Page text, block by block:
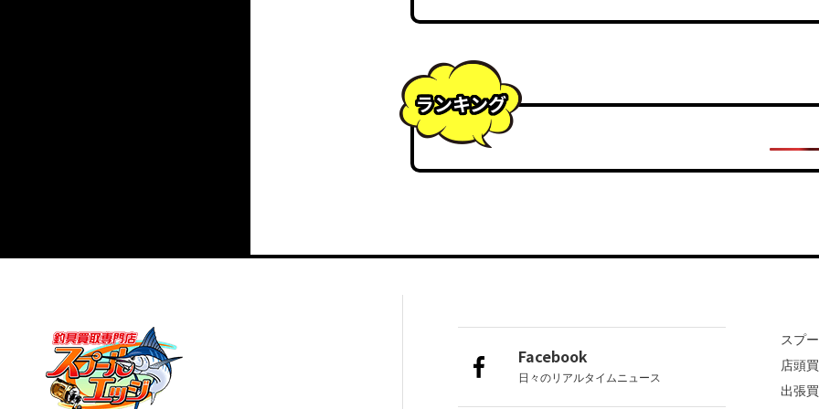
ランキング
Facebook
日々のリアルタイムニュース
スプ
店頭
出張